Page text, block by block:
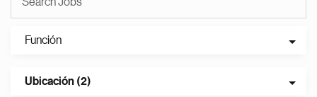
Función
Ubicación (2)